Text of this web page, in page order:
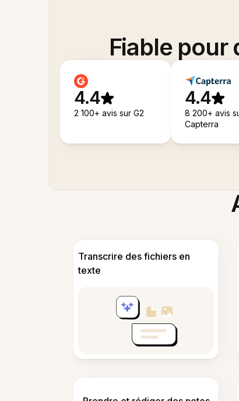
Fiable pour
4.4
2 100+ avis sur G2
4.4
8 200+ avis
Capterra
Transcrire des fichiers en
texte